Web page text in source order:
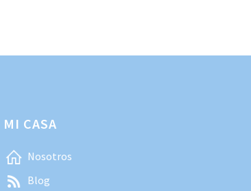
MI CASA
Nosotros
Blog